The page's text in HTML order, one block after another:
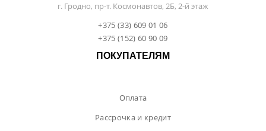
г. Гродно, пр-т. Космонавтов, 2Б, 2-й этаж
+375 (33) 609 01 06
+375 (152) 60 90 09
ПОКУПАТЕЛЯМ
Оплата
Рассрочка и кредит